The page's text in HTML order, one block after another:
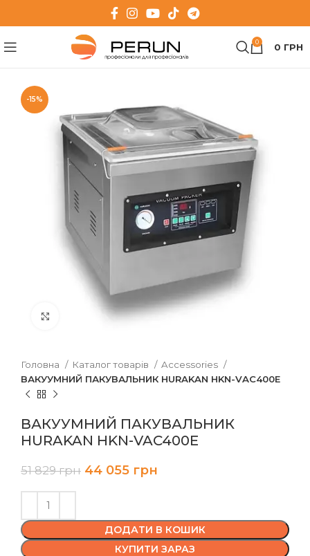
0 0 ГРН
-15%
Клацніть, щоб збільшити
Головна Каталог товарів
Accessories
ВАКУУМНИЙ ПАКУВАЛЬНИК HURAKAN HKN-VAC400E
ВАКУУМНИЙ ПАКУВАЛЬНИК
HURAKAN HKN-VAC400E
51 829грн 44 055 грн
ДОДАТИ В КОШИК
КУПИТИ ЗАРАЗ